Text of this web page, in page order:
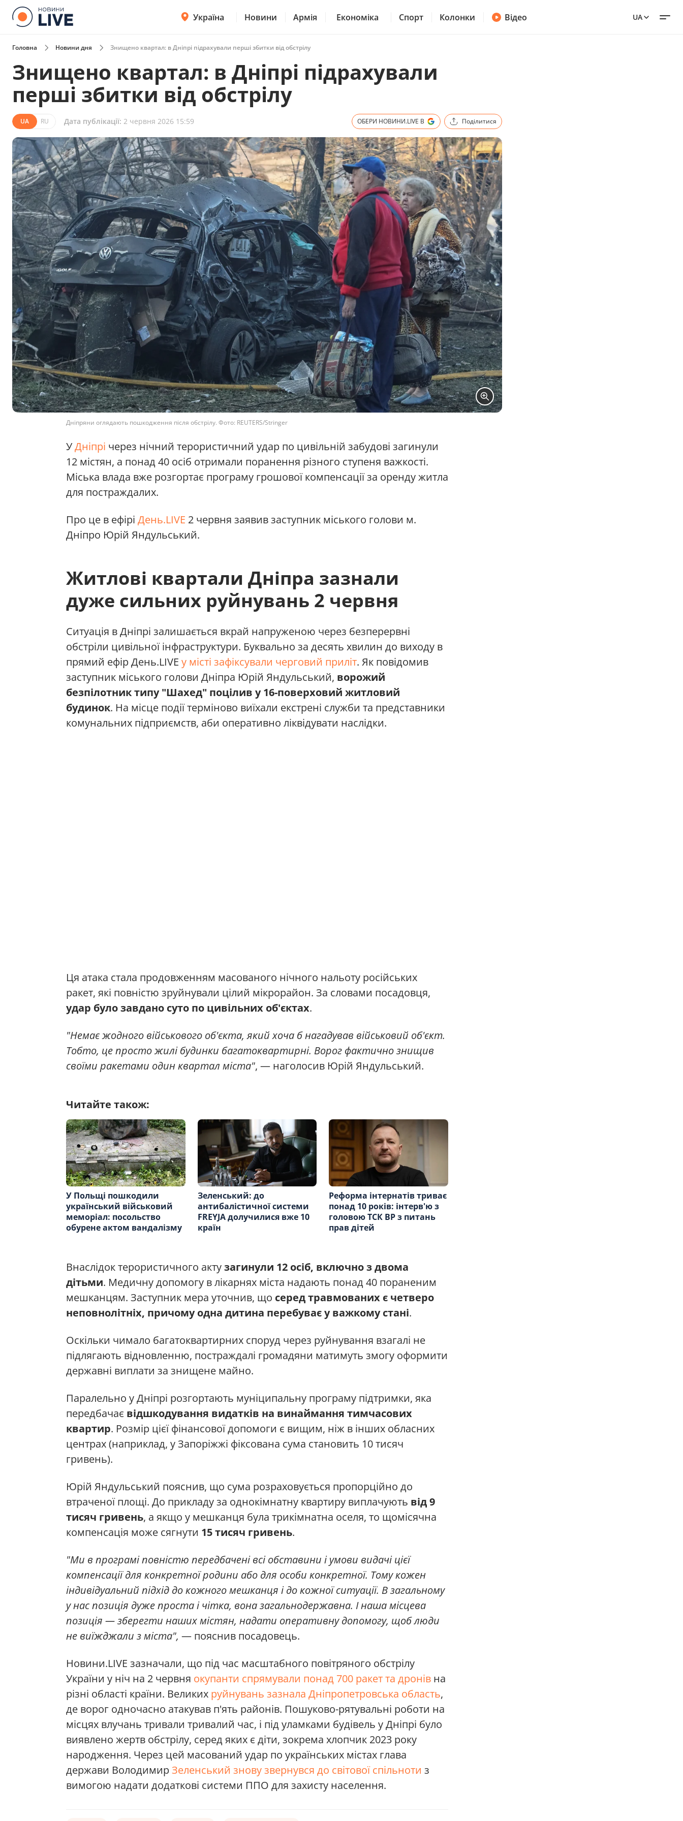
Україна Новини Армія Економіка Спорт Колонки Відео UA
Головна Новини дня Знищено квартал: в Дніпрі підрахували перші збитки від обстрілу
Знищено квартал: в Дніпрі підрахували
перші збитки від обстрілу
UA RU Дата публікації: 2 червня 2026 15:59 ОБЕРИ НОВИНИ.LIVE В Поділитися
Дніпряни оглядають пошкодження після обстрілу. Фото: REUTERS/Stringer
УДніпрі через нічний терористичний удар по цивільній забудові загинули
12 містян, а понад 40 осіб отримали поранення різного ступеня важкості.
Міська влада вже розгортає програму грошової компенсації за оренду житла
для постраждалих.
Про це в ефірі День.LIVE 2 червня заявив заступник міського голови м.
Дніпро Юрій Яндульський.
Житлові квартали Дніпра зазнали
дуже сильних руйнувань 2 червня
Ситуація в Дніпрі залишається вкрай напруженою через безперервні
обстріли цивільної інфраструктури. Буквально за десять хвилин до виходу в
прямий ефір День.LIVE у місті зафіксували черговий приліт. Як повідомив
заступник міського голови Дніпра Юрій Яндульський, ворожий
безпілотник типу "Шахед" поцілив у 16-поверховий житловий
будинок. На місце події терміново виїхали екстрені служби та представники
комунальних підприємств, аби оперативно ліквідувати наслідки.
Ця атака стала продовженням масованого нічного нальоту російських
ракет, які повністю зруйнували цілий мікрорайон. За словами посадовця,
удар було завдано суто по цивільних об'єктах.
"Немає жодного військового об'єкта, який хоча б нагадував військовий об'єкт.
Тобто, це просто жилі будинки багатоквартирні. Ворог фактично знищив
своїми ракетами один квартал міста", — наголосив Юрій Яндульський.
Читайте також:
У Польщі пошкодили
український військовий
меморіал: посольство
обурене актом вандалізму
Зеленський: до
антибалістичної системи
FREYJA долучилися вже 10
країн
Реформа інтернатів триває
понад 10 років: інтерв'ю з
головою ТСК ВР з питань
прав дітей
Внаслідок терористичного актузагинули 12 осіб, включно з двома
дітьми. Медичну допомогу в лікарнях міста надають понад 40 пораненим
мешканцям. Заступник мера уточнив, що серед травмованих є четверо
неповнолітніх, причому одна дитина перебуває у важкому стані.
Оскільки чимало багатоквартирних споруд через руйнування взагалі не
підлягають відновленню, постраждалі громадяни матимуть змогу оформити
державні виплати за знищене майно.
Паралельно у Дніпрі розгортають муніципальну програму підтримки, яка
передбачає відшкодування видатків на винаймання тимчасових
квартир. Розмір цієї фінансової допомоги є вищим, ніж в інших обласних
центрах (наприклад, у Запоріжжі фіксована сума становить 10 тисяч
гривень).
Юрій Яндульський пояснив, що сума розраховується пропорційно до
втраченої площі. До прикладу за однокімнатну квартиру виплачують від 9
тисяч гривень, а якщо у мешканця була трикімнатна оселя, то щомісячна
компенсація може сягнути 15 тисяч гривень.
"Ми в програмі повністю передбачені всі обставини і умови видачі цієї
компенсації для конкретної родини або для особи конкретної. Тому кожен
індивідуальний підхід до кожного мешканця і до кожної ситуації. В загальному
у нас позиція дуже проста і чітка, вона загальнодержавна. І наша місцева
позиція — зберегти наших містян, надати оперативну допомогу, щоб люди
не виїжджали з міста", — пояснив посадовець.
Новини.LIVE зазначали, що під час масштабного повітряного обстрілу
України у ніч на 2 червня окупанти спрямували понад 700 ракет та дронів на
різні області країни. Великих руйнувань зазнала Дніпропетровська область,
де ворог одночасно атакував п'ять районів. Пошуково-рятувальні роботи на
місцях влучань тривали тривалий час, і під уламками будівель у Дніпрі було
виявлено жертв обстрілу, серед яких є діти, зокрема хлопчик 2023 року
народження. Через цей масований удар по українських містах глава
держави Володимир Зеленський знову звернувся до світової спільноти з
вимогою надати додаткові системи ППО для захисту населення.